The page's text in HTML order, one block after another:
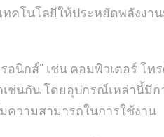
โนโลยีให้ประหยัดพลังงา
นิกส์” เช่น คอมพิวเตอร์ โ
ช่นกัน โดยอุปกรณ์เหล่านี้มี
ความสามารถในการใช้งาน